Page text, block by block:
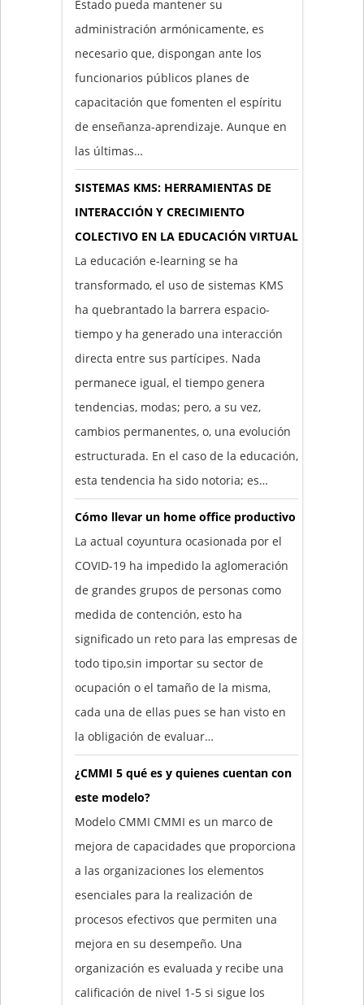
Estado pueda mantener su
administración armónicamente, es
necesario que, dispongan ante los
funcionarios públicos planes de
capacitación que fomenten el espíritu
de enseñanza-aprendizaje. Aunque en
las últimas…
SISTEMAS KMS: HERRAMIENTAS DE
INTERACCIÓN Y CRECIMIENTO
COLECTIVO EN LA EDUCACIÓN VIRTUAL
La educación e-learning se ha
transformado, el uso de sistemas KMS
ha quebrantado la barrera espacio-
tiempo y ha generado una interacción
directa entre sus partícipes. Nada
permanece igual, el tiempo genera
tendencias, modas; pero, a su vez,
cambios permanentes, o, una evolución
estructurada. En el caso de la educación,
esta tendencia ha sido notoria; es…
Cómo llevar un home office productivo
La actual coyuntura ocasionada por el
COVID-19 ha impedido la aglomeración
de grandes grupos de personas como
medida de contención, esto ha
significado un reto para las empresas de
todo tipo,sin importar su sector de
ocupación o el tamaño de la misma,
cada una de ellas pues se han visto en
la obligación de evaluar…
¿CMMI 5 qué es y quienes cuentan con
este modelo?
Modelo CMMI CMMI es un marco de
mejora de capacidades que proporciona
a las organizaciones los elementos
esenciales para la realización de
procesos efectivos que permiten una
mejora en su desempeño. Una
organización es evaluada y recibe una
calificación de nivel 1-5 si sigue los